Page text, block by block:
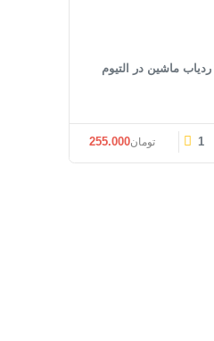
ماشین در التیوم
1 قیمت اصلی: تومان300.000 بود.
تومان255.000قیمت فعلی: تومان255.000.